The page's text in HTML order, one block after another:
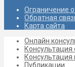
Ограничение
Обратная
Карта сайта
Онлайн
Консультация
Консультация
Публикации